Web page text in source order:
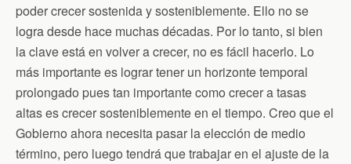
poder crecer sostenida y sosteniblemente. Ello no se
logra desde hace muchas décadas. Por lo tanto, si bien
la clave está en volver a crecer, no es fácil hacerlo. Lo
más importante es lograr tener un horizonte temporal
prolongado pues tan importante como crecer a tasas
altas es crecer sosteniblemente en el tiempo. Creo que el
Gobierno ahora necesita pasar la elección de medio
término, pero luego tendrá que trabajar en el ajuste de la